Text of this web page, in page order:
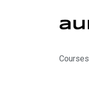
Courses